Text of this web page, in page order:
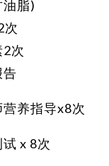
脂)
次
次
告
养指导x8次
x 8次